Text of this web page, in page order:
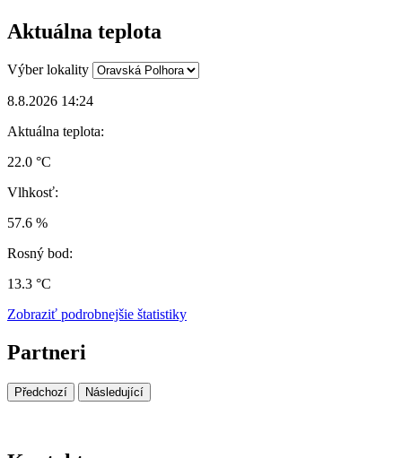
Aktuálna teplota
Výber lokality
8.8.2026 14:24
Aktuálna teplota:
22.0 °C
Vlhkosť:
57.6 %
Rosný bod:
13.3 °C
Zobraziť podrobnejšie štatistiky
Partneri
Předchozí Následující